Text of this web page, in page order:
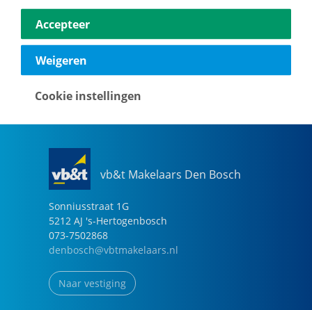
Vestdijk 180
5611 CZ Eindhoven
040-2696949
vb&t Makelaars Den Bosch
Sonniusstraat 1G
5212 AJ 's-Hertogenbosch
073-7502868
denbosch@vbtmakelaars.nl
Naar vestiging
Accepteer
Weigeren
Cookie instellingen